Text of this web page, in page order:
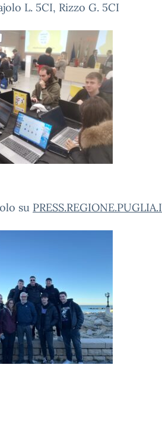
L. 5CI, Rizzo G. 5CI
su